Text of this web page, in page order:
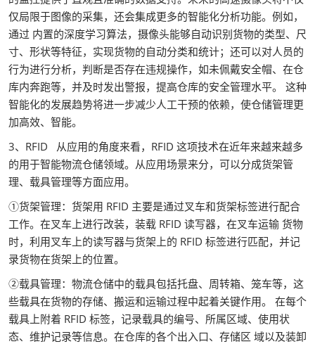
仅局限于图像的采集，还会集成更多的智能化分析功能。例如，
通过 内置的深度学习算法，摄像头能够自动识别货物的类型、尺
寸、形状等特征，实现货物的自动分类和统计；还可以对人员的
行为进行分析，判断是否存在违规操作，如未佩戴安全帽、在仓
库内奔跑等，并及时发出警报，提高仓库的安全管理水平。 这种
智能化的发展趋势将进一步减少人工干预的依赖，使仓储管理更
加高效、智能。
3、RFID 从应用的角度来看，RFID 这项技术在近年来越来越多
的用于智能物流仓储领域。从应用场景来分，可以分成货架管
理、载具管理等方面应用。
①货架管理：货架用 RFID 主要是通过叉车和货架标签进行配合
工作。在叉车上进行改装，装载 RFID 读写器，在叉车运输 货物
时，利用叉车上的读写器与货架上的 RFID 标签进行匹配，并记
录货物在货架上的位置。
②载具管理：物流仓储中的载具包括托盘、周转箱、笼车等，这
些载具在货物的存储、搬运和运输过程中起着关键作用。 在每个
载具上附着 RFID 标签，记录载具的编号、所属区域、使用状
态、维护记录等信息。在仓库的各个出入口、存储区 域以及装卸